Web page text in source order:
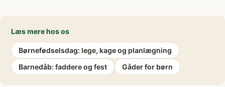
Læs mere hos os
Børnefødselsdag: lege, kage og planlægning
Barnedåb: faddere og fest
Gåder for børn